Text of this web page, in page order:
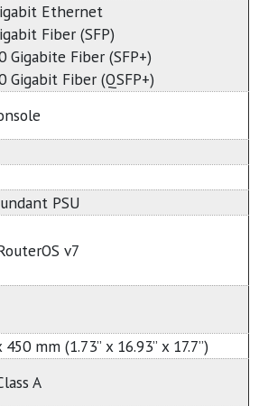
Ethernet
Fiber (SFP)
Gigabite Fiber (SFP+)
Gigabit Fiber (QSFP+)
PSU
v7
mm (1.73” x 16.93” x 17.7”)
A